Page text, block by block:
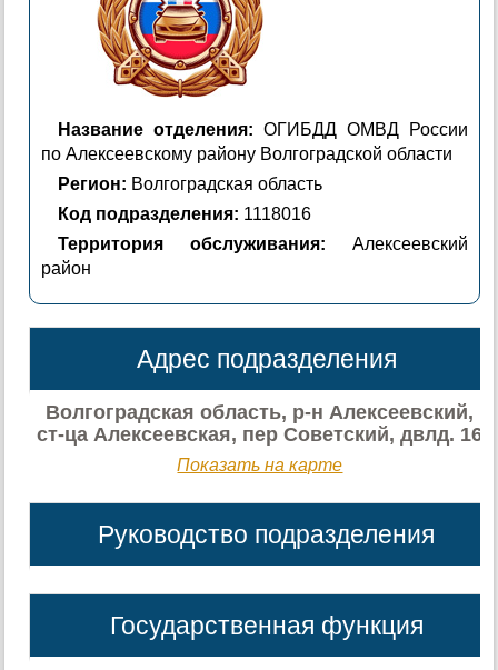
Название отделения: ОГИБДД ОМВД России
по Алексеевскому району Волгоградской области
Регион: Волгоградская область
Код подразделения: 1118016
Территория обслуживания: Алексеевский
район
Адрес подразделения
Волгоградская область, р-н Алексеевский,
ст-ца Алексеевская, пер Советский, двлд. 16
Показать на карте
Руководство подразделения
Государственная функция